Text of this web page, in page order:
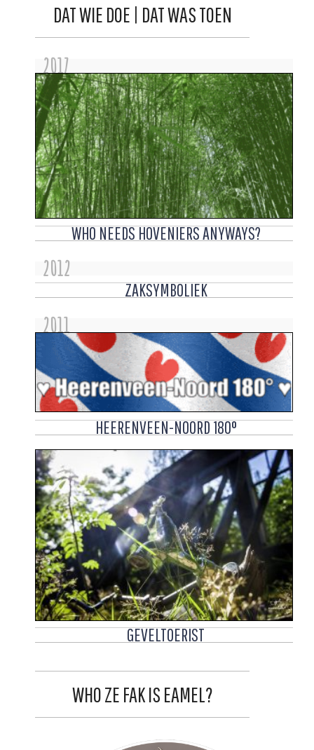
DAT WIE DOE | DAT WAS TOEN
2017
WHO NEEDS HOVENIERS ANYWAYS?
2012
ZAKSYMBOLIEK
2011
HEERENVEEN-NOORD 180°
GEVELTOERIST
WHO ZE FAK IS EAMEL?